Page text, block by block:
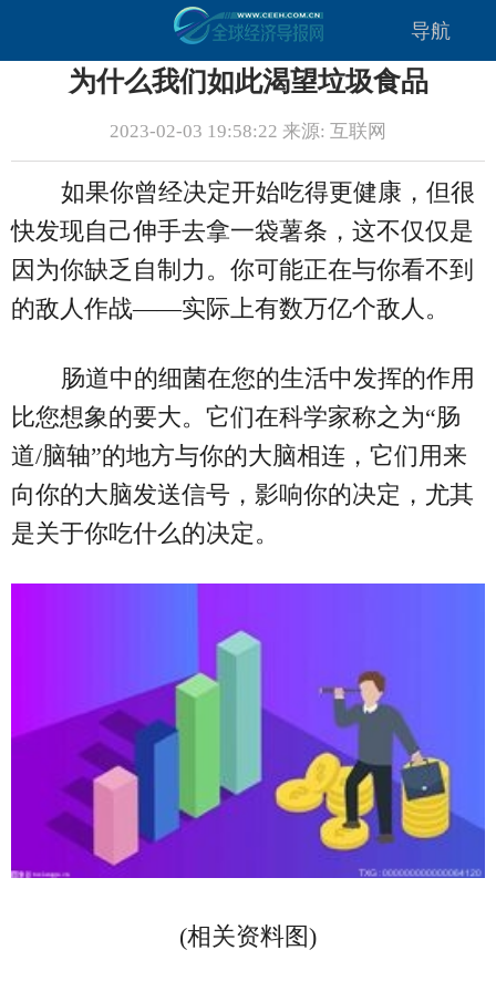
导航
为什么我们如此渴望垃圾食品
2023-02-03 19:58:22 来源: 互联网
如果你曾经决定开始吃得更健康，但很
快发现自己伸手去拿一袋薯条，这不仅仅是
因为你缺乏自制力。你可能正在与你看不到
的敌人作战——实际上有数万亿个敌人。
肠道中的细菌在您的生活中发挥的作用
比您想象的要大。它们在科学家称之为“肠
道/脑轴”的地方与你的大脑相连，它们用来
向你的大脑发送信号，影响你的决定，尤其
是关于你吃什么的决定。
(相关资料图)